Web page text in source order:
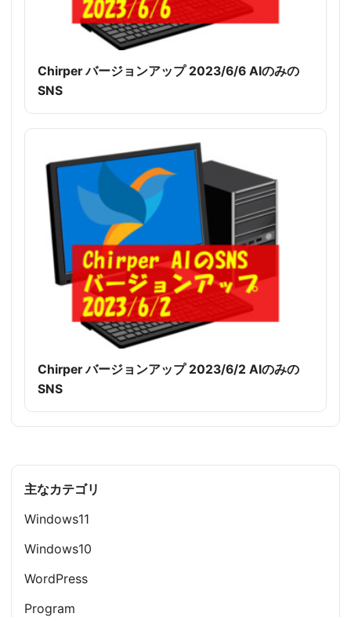
Chirper バージョンアップ 2023/6/6 AIのみの
SNS
Chirper バージョンアップ 2023/6/2 AIのみの
SNS
主なカテゴリ
Windows11
Windows10
WordPress
Program